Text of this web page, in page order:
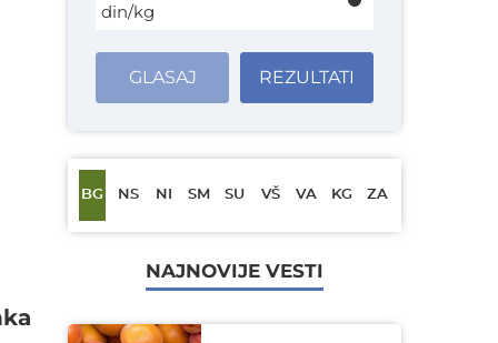
din/kg
GLASAJ REZULTATI
BG NS NI SM SU VŠ VA KG ZA
NAJNOVIJE VESTI